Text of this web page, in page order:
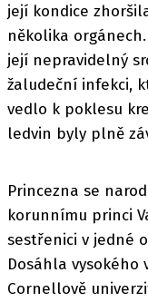
její kondice
několika
její nepravidelný
žaludeční infekci,
vedlo k poklesu
ledvin byly plně
Princezna se
korunnímu princi
sestřenici v jedné
Dosáhla
Cornellově